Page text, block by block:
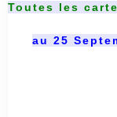
Toutes les
au 25